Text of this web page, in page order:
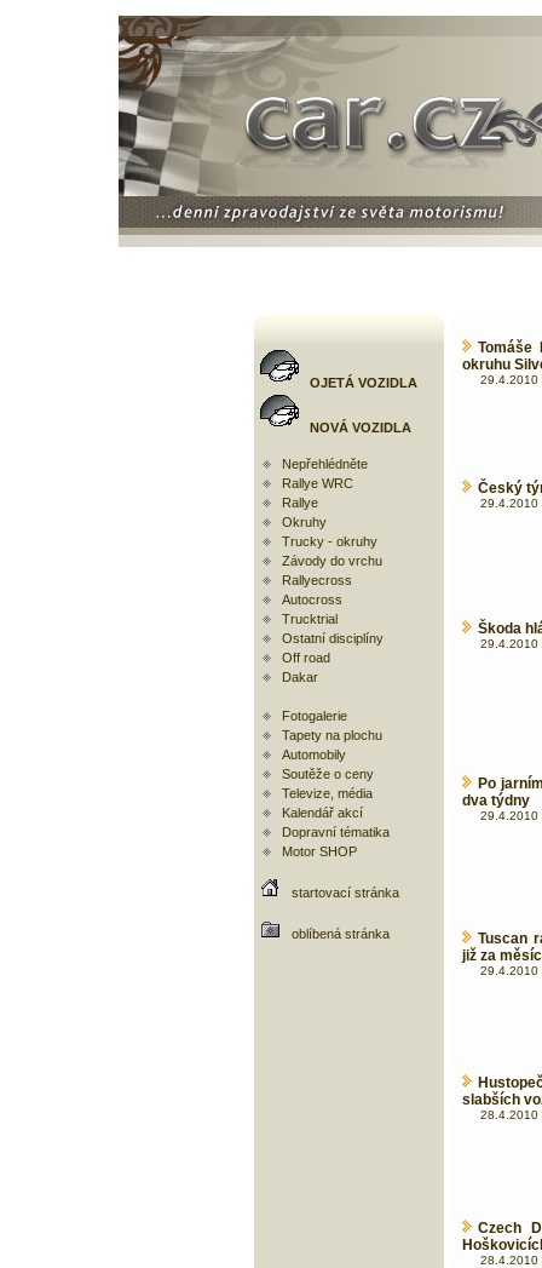
OJETÁ VOZIDLA
NOVÁ VOZIDLA
Nepřehlédněte
Rallye WRC
Rallye
Okruhy
Trucky - okruhy
Závody do vrchu
Rallyecross
Autocross
Trucktrial
Ostatní disciplíny
Off road
Dakar
Fotogalerie
Tapety na plochu
Automobily
Soutěže o ceny
Televize, média
Kalendář akcí
Dopravní tématika
Motor SHOP
startovací stránka
oblíbená stránka
Tomáše
okruhu
29.4.2010
Český
29.4.2010
Škoda
29.4.2010
Po
dva týdny
29.4.2010
Tuscan
již za měsíc
29.4.2010
slabších
28.4.2010
Czech
28.4.2010